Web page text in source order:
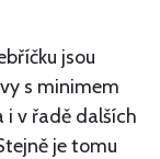
jsou
s minimem
v řadě dalších
je tomu